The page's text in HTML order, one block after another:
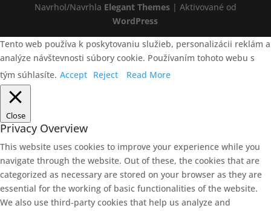
Navrhol/Navrhla Elegant Themes| Aktivované od
WordPress
Tento web používa k poskytovaniu služieb, personalizácii reklám a
analýze návštevnosti súbory cookie. Používaním tohoto webu s
tým súhlasíte. Accept Reject Read More
Close
Privacy Overview
This website uses cookies to improve your experience while you
navigate through the website. Out of these, the cookies that are
categorized as necessary are stored on your browser as they are
essential for the working of basic functionalities of the website.
We also use third-party cookies that help us analyze and